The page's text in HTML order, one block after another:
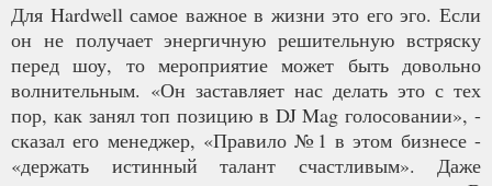
Для Hardwell самое важное в жизни это его эго. Если
он не получает энергичную решительную встряску
перед шоу, то мероприятие может быть довольно
волнительным. «Он заставляет нас делать это с тех
пор, как занял топ позицию в DJ Mag голосовании», -
сказал его менеджер, «Правило №1 в этом бизнесе -
«держать истинный талант счастливым». Даже